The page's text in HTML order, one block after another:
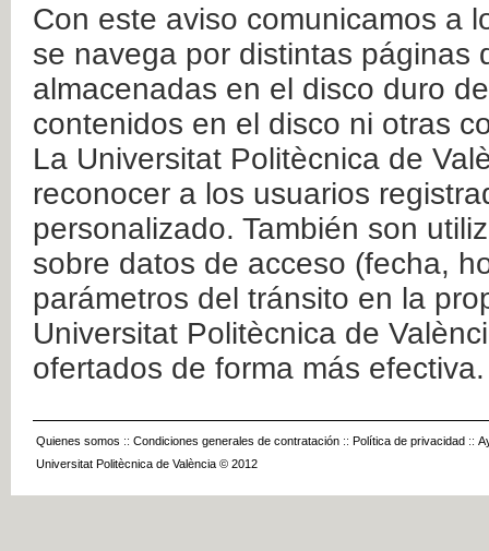
Con este aviso comunicamos a
se navega por distintas páginas
almacenadas en el disco duro
contenidos en el disco ni otras
La Universitat Politècnica de
reconocer a los usuarios
personalizado. También son
sobre datos de acceso (fecha,
parámetros del tránsito en la
Universitat Politècnica de
ofertados de forma más efectiva.
Quienes somos :: Condiciones generales de contratación :: Política de privacidad ::
Universitat Politècnica de València © 2012